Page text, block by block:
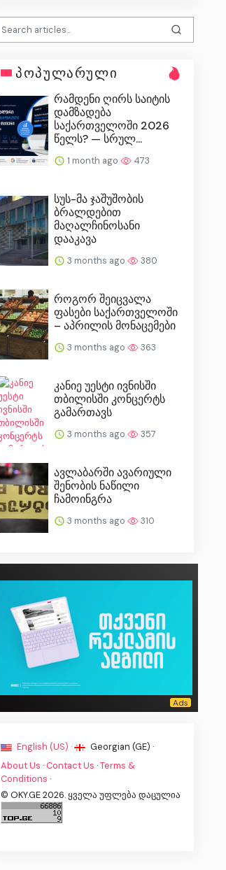
პოპულარული
რამდენი ღირს საიტის
დამზადება
საქართველოში 2026
წელს? — სრულ...
1 month ago 473
სუს-მა ჯაშუშობის
ბრალდებით
მაღალჩინოსანი
დააკავა
3 months ago 380
როგორ შეიცვალა
ფასები საქართველოში
– აპრილის მონაცემები
3 months ago 363
კანიე უესტი ივნისში
თბილისში კონცერტს
გამართავს
3 months ago 357
ავლაბარში ავარიული
შენობის ნაწილი
ჩამოინგრა
3 months ago 310
English (US) ·
Georgian (GE) ·
About Us · Contact Us ·Terms &
Conditions ·
© OKY.GE 2026. ყველა უფლება დაცულია